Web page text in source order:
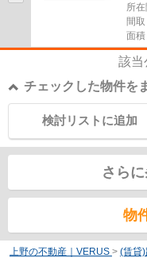
所
間
面
該当
チェックした物件を
検討リストに追加
さら
物
上野の不動産｜VERUS > (賃貸